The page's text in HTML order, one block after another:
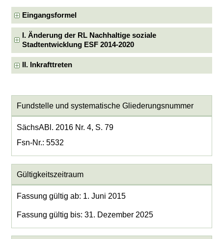
Eingangsformel
I. Änderung der RL Nachhaltige soziale
Stadtentwicklung ESF 2014-2020
II. Inkrafttreten
Fundstelle und systematische Gliederungsnummer
SächsABl. 2016 Nr. 4, S. 79
Fsn-Nr.: 5532
Gültigkeitszeitraum
Fassung gültig ab: 1. Juni 2015
Fassung gültig bis: 31. Dezember 2025